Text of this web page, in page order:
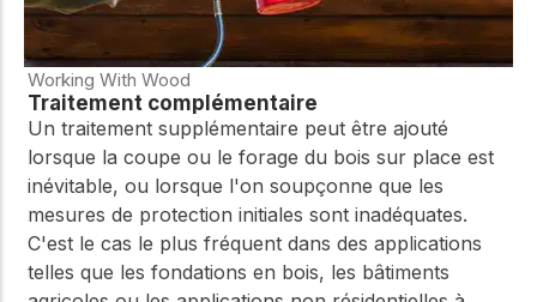
Working With Wood
Traitement complémentaire
Un traitement supplémentaire peut être ajouté
lorsque la coupe ou le forage du bois sur place est
inévitable, ou lorsque l'on soupçonne que les
mesures de protection initiales sont inadéquates.
C'est le cas le plus fréquent dans des applications
telles que les fondations en bois, les bâtiments